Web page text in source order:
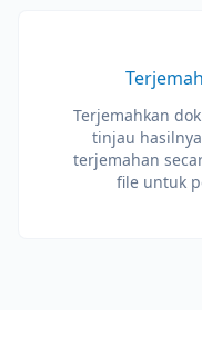
Terjemahkan
tinjau
terjemahan
file untuk